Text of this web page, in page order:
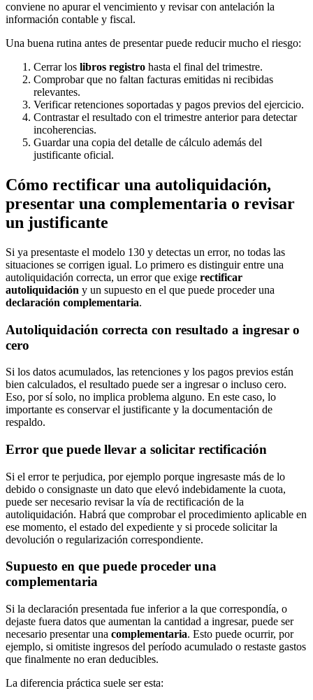
conviene no apurar el vencimiento y revisar con antelación la
información contable y fiscal.
Una buena rutina antes de presentar puede reducir mucho el riesgo:
Cerrar los libros registro hasta el final del trimestre.
Comprobar que no faltan facturas emitidas ni recibidas
relevantes.
Verificar retenciones soportadas y pagos previos del ejercicio.
Contrastar el resultado con el trimestre anterior para detectar
incoherencias.
Guardar una copia del detalle de cálculo además del
justificante oficial.
Cómo rectificar una autoliquidación,
presentar una complementaria o revisar
un justificante
Si ya presentaste el modelo 130 y detectas un error, no todas las
situaciones se corrigen igual. Lo primero es distinguir entre una
autoliquidación correcta, un error que exige rectificar
autoliquidación y un supuesto en el que puede proceder una
declaración complementaria.
Autoliquidación correcta con resultado a ingresar o
cero
Si los datos acumulados, las retenciones y los pagos previos están
bien calculados, el resultado puede ser a ingresar o incluso cero.
Eso, por sí solo, no implica problema alguno. En este caso, lo
importante es conservar el justificante y la documentación de
respaldo.
Error que puede llevar a solicitar rectificación
Si el error te perjudica, por ejemplo porque ingresaste más de lo
debido o consignaste un dato que elevó indebidamente la cuota,
puede ser necesario revisar la vía de rectificación de la
autoliquidación. Habrá que comprobar el procedimiento aplicable en
ese momento, el estado del expediente y si procede solicitar la
devolución o regularización correspondiente.
Supuesto en que puede proceder una
complementaria
Si la declaración presentada fue inferior a la que correspondía, o
dejaste fuera datos que aumentan la cantidad a ingresar, puede ser
necesario presentar una complementaria. Esto puede ocurrir, por
ejemplo, si omitiste ingresos del período acumulado o restaste gastos
que finalmente no eran deducibles.
La diferencia práctica suele ser esta: